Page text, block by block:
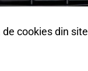
cookies din site